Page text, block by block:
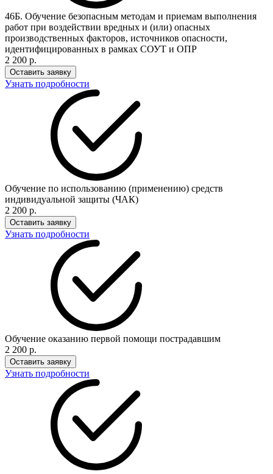
46Б. Обучение безопасным методам и приемам выполнения
работ при воздействии вредных и (или) опасных
производственных факторов, источников опасности,
идентифицированных в рамках СОУТ и ОПР
2 200 р.
Оставить заявку
Узнать подробности
Обучение по использованию (применению) средств
индивидуальной защиты (ЧАК)
2 200 р.
Оставить заявку
Узнать подробности
Обучение оказанию первой помощи пострадавшим
2 200 р.
Оставить заявку
Узнать подробности